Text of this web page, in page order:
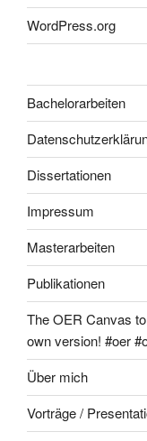
WordPress.org
Bachelorarbeiten
Dissertationen
Impressum
Masterarbeiten
Publikationen
The OER Canvas
own version! #oer
Über mich
Vorträge /